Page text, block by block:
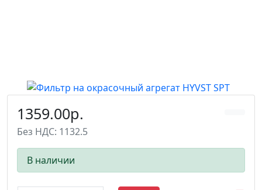
1359.00р.
Без НДС: 1132.5
В наличии